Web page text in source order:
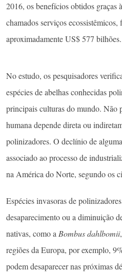
2016, os benefícios obtidos graças
chamados serviços
aproximadamente US$ 577 bilhões.
No estudo, os pesquisadores
espécies de abelhas conhecidas
principais culturas do mundo. Não
humana depende direta ou
polinizadores. O declínio de
associado ao processo de
na América do Norte, segundo os
Espécies invasoras de
desaparecimento ou a diminuição
nativas, como a Bombus dahlbomii
regiões da Europa, por exemplo,
podem desaparecer nas próximas